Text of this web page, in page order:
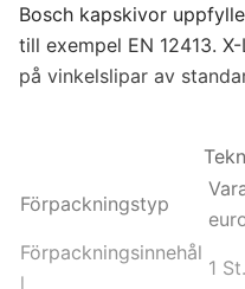
Bosch kapskivor
till exempel EN 12413.
på vinkelslipar av
Förpackningstyp
Förpackningsinnehål
l
1 St.